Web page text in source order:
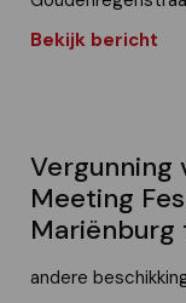
Bekijk bericht
Meeting
Mariënburg
andere